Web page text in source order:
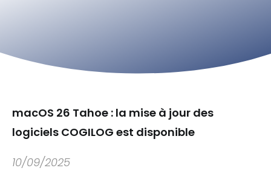
macOS 26 Tahoe : la mise à jour des
logiciels COGILOG est disponible
10/09/2025